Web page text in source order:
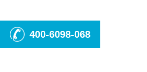
400-6098-068